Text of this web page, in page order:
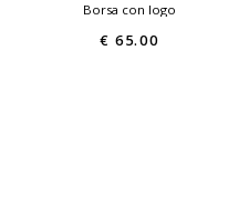
Borsa con logo
€ 65.00